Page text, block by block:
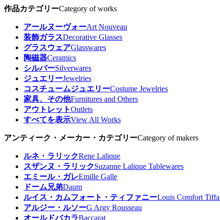
作品カテゴリーCategory of works
アールヌーヴォーArt Nouveau
装飾ガラスDecorative Glasses
グラスウェアGlasswares
陶磁器Ceramics
シルバーSilverwares
ジュエリーJewelries
コスチュームジュエリーCostume Jewelries
家具、その他Furnitures and Others
アウトレットOutlets
すべてを表示View All Works
アンティーク・メーカー・カテゴリーCategory of makers
ルネ・ラリックRene Lalique
スザンヌ・ラリックSuzanne Lalique Tablewares
エミール・ガレEmille Galle
ドーム兄弟Daum
ルイス・カムフォート・ティファニーLouis Comfort
アルジー・ルソーG Argy Rousseau
オールドバカラBaccarat